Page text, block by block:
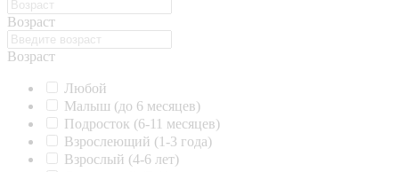
Возраст
Возраст
Любой
Малыш (до 6 месяцев)
Подросток (6-11 месяцев)
Взрослеющий (1-3 года)
Взрослый (4-6 лет)